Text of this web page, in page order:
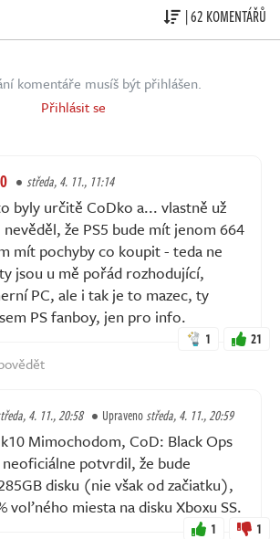
| 62 KOMENTÁŘŮ
komentáře musíš být přihlášen.
Přihlásit se
středa, 4. 11., 11:14
byly určitě CoDko a... vlastně už
že PS5 bude mít jenom 664
mít pochyby co koupit - teda ne
jsou u mě pořád rozhodující,
PC, ale i tak je to mazec, ty
PS fanboy, jen pro info.
1 21
4. 11., 20:58 Upravenostředa, 4. 11., 20:59
Mimochodom, CoD: Black Ops
potvrdil, že bude
disku (nie však od začiatku),
voľného miesta na disku Xboxu SS.
1 1